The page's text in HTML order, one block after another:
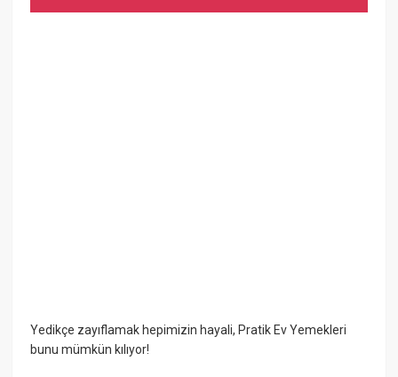
Yedikçe zayıflamak hepimizin hayali, Pratik Ev Yemekleri
bunu mümkün kılıyor!